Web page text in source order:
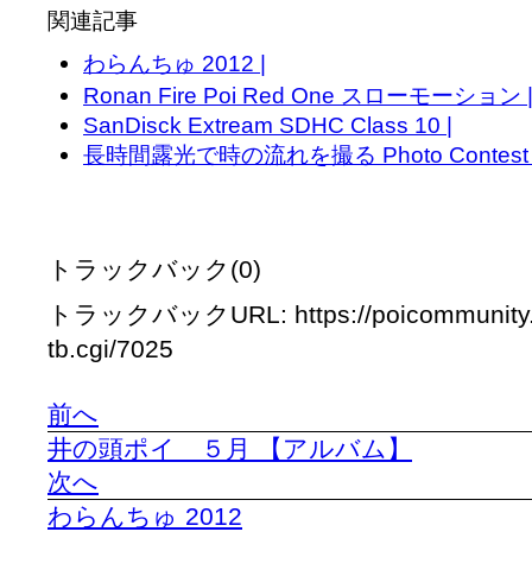
関連記事
わらんちゅ 2012 |
Ronan Fire Poi Red One スローモーション |
SanDisck Extream SDHC Class 10 |
長時間露光で時の流れを撮る Photo
トラックバック(0)
トラックバックURL: https://
tb.cgi/7025
前へ
井の頭ポイ ５月 【アルバム】
次へ
わらんちゅ 2012